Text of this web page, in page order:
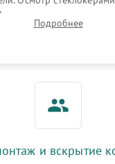
на равномерность
(не включается,
Подробнее
и вскрытие